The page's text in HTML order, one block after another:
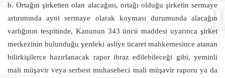
b. Ortağın şirketten olan alacağını, ortağı olduğu şirketin sermaye
artırımında ayni sermaye olarak koyması durumunda alacağın
varlığının tespitinde, Kanunun 343 üncü maddesi uyarınca şirket
merkezinin bulunduğu yerdeki asliye ticaret mahkemesince atanan
bilirkişilerce hazırlanacak rapor ibraz edilebileceği gibi, yeminli
mali müşavir veya serbest muhasebeci mali müşavir raporu ya da